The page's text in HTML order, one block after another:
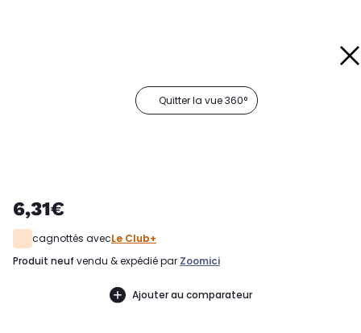
Quitter la vue 360°
6,31€
cagnottés avecLe Club+
produit neuf vendu & expédié par Zoomici
Ajouter au comparateur